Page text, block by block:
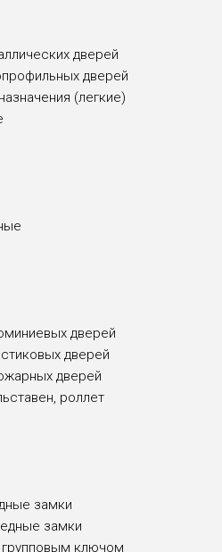
дверей
дверей
(легкие)
дверей
дверей
дверей
роллет
замки
замки
ключом